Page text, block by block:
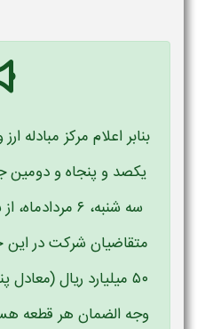
بنابر اعلام مرکز مبادله
یکصد و پنجاه و
متقاضیان شرکت در این
۵۰ میلیارد ریال
وجه ‌الضمان هر قطعه